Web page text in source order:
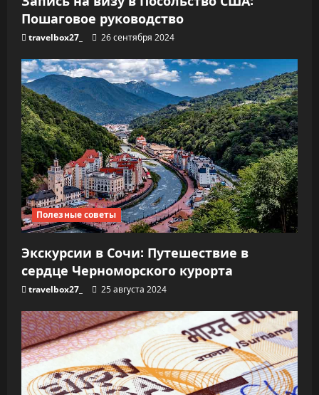
Пошаговое руководство
travelbox27_ 26 сентября 2024
Полезные советы
Экскурсии в Сочи: Путешествие в
сердце Черноморского курорта
travelbox27_ 25 августа 2024